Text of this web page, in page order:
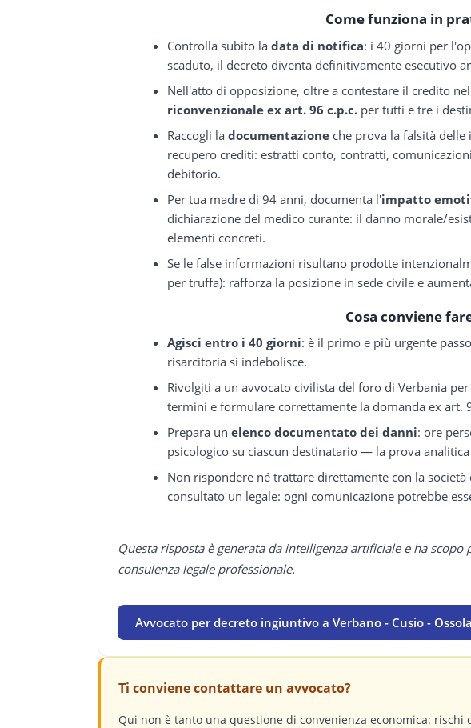
Come funziona in
Controlla subito ladata di notifica: i 40 giorni per
scaduto, il decreto diventa definitivamente esecutivo
Nell'atto di opposizione, oltre a contestare il credito
riconvenzionale ex art. 96 c.p.c. per tutti e tre i
Raccogli ladocumentazione che prova la falsità
recupero crediti: estratti conto, contratti,
debitorio.
Per tua madre di 94 anni, documenta l'impatto
dichiarazione del medico curante: il danno morale/
elementi concreti.
Se le false informazioni risultano prodotte
per truffa): rafforza la posizione in sede civile e
Cosa conviene
Agisci entro i 40 giorni: è il primo e più urgente
risarcitoria si indebolisce.
Rivolgiti a un avvocato civilista del foro di Verbania
termini e formulare correttamente la domanda ex art.
Prepara unelenco documentato dei danni: ore
psicologico su ciascun destinatario — la prova
Non rispondere né trattare direttamente con la
consultato un legale: ogni comunicazione potrebbe
Questa risposta è generata da intelligenza artificiale e ha
consulenza legale professionale.
Avvocato per decreto ingiuntivo a Verbano - Cusio -
Ti conviene contattare un avvocato?
Qui non è tanto una questione di convenienza economica: rischi